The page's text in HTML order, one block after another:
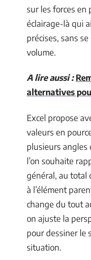
sur les forces en
éclairage-là qui
précises, sans
volume.
A lire aussi :
alternatives
Excel propose
valeurs en
plusieurs angles
l’on souhaite
général, au total
à l’élément
change du tout
on ajuste la
pour dessiner le
situation.